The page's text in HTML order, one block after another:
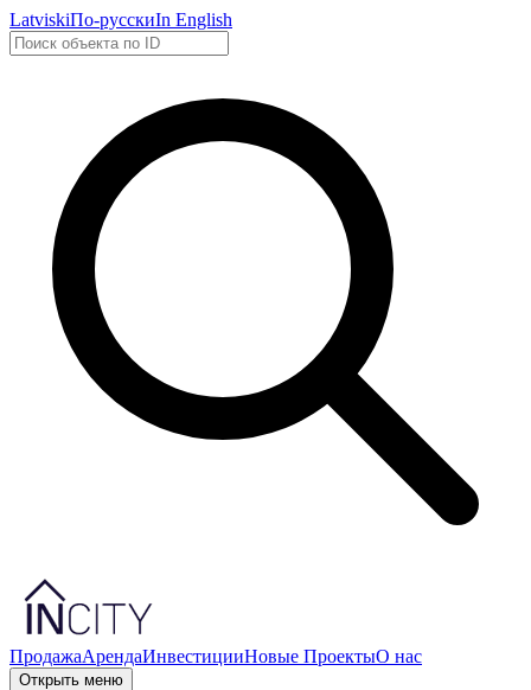
LatviskiПо-русскиIn English
ПродажаАрендаИнвестицииНовые ПроектыО нас
Открыть меню